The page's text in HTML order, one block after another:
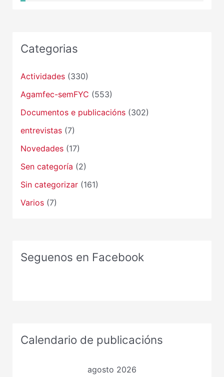
Categorias
Actividades(330)
Agamfec-semFYC (553)
Documentos e publicacións(302)
entrevistas(7)
Novedades(17)
Sen categoría (2)
Sin categorizar(161)
Varios(7)
Seguenos en Facebook
Calendario de publicacións
agosto 2026